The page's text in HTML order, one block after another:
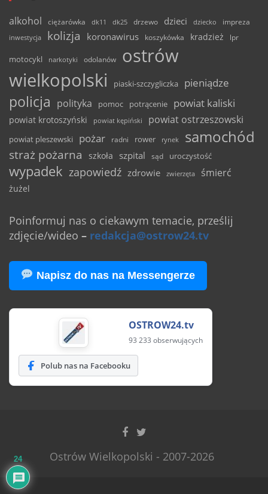
alkohol ciężarówka dk11 dk25 drzewo dzieci dziecko
impreza
inwestycja
kolizja koronawirus koszykówka kradzież lpr
motocykl narkotyki odolanów
ostrów
wielkopolski
piaski-szczygliczka pieniądze
policja polityka pomoc potrącenie powiat kaliski
powiat krotoszyński powiat kępiński powiat ostrzeszowski
powiat pleszewski pożar radni rower rynek samochód
straż pożarna szkoła szpital sąd uroczystość
wypadek zapowiedź zdrowie zwierzęta śmierć
żużel
Poinformuj nas o ciekawym temacie, prześlij
zdjęcie/wideo – redakcja@ostrow24.tv
Napisz do nas na Messengerze
OSTROW24.tv
93 233 obserwujących
Polub nas na Facebooku
Ostrów Wielkopolski - 2007-2026
24